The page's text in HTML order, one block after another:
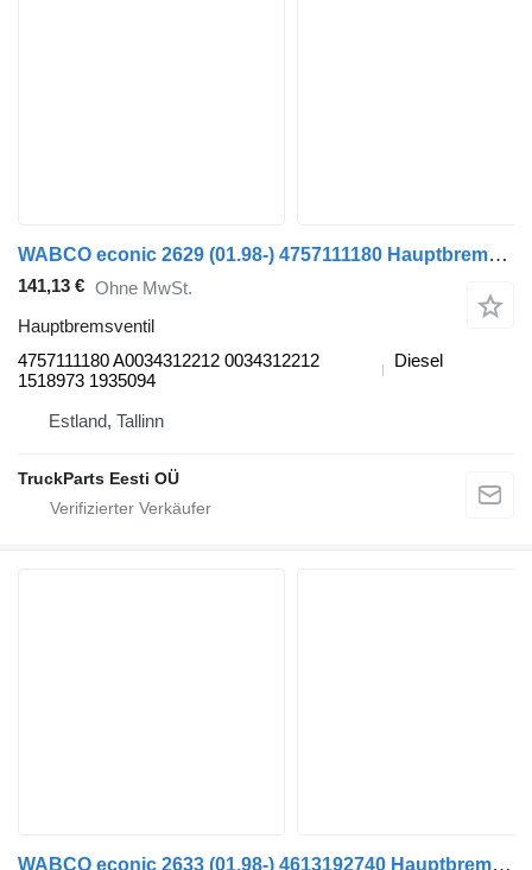
WABCO econic 2629 (01.98-) 4757111180 Hauptbremsventil für Mercedes-Benz Econic (1998-2014) Sattelzugmaschine
141,13 € Ohne MwSt.
Hauptbremsventil
4757111180 A0034312212 0034312212
1518973 1935094
Diesel
Estland, Tallinn
TruckParts Eesti OÜ
WABCO econic 2633 (01.98-) 4613192740 Hauptbremsventil für Mercedes-Benz Econic (1998-2014) Sattelzugmaschine